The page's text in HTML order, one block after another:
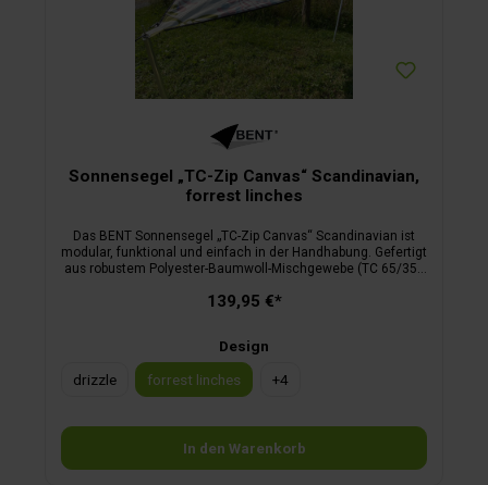
Sonnensegel „TC-Zip Canvas“ Scandinavian,
forrest linches
Das BENT Sonnensegel „TC-Zip Canvas“ Scandinavian ist
modular, funktional und einfach in der Handhabung. Gefertigt
aus robustem Polyester-Baumwoll-Mischgewebe (TC 65/35),
dank aufquellender Baumwollfäden. Mit SBS-
Lieferumfang: Sonnensegel, Tragetasche mit Kordelzug, 3
Abspannleinen mit Aluminium-Dreilochspanner inkl. Beutel,
Gestänge-Tasche, Grundplatte für optionales Gestänge.
139,95 €*
Design
drizzle
forrest linches +4
In den Warenkorb